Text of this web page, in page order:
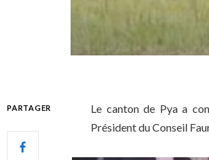
PARTAGER
Le canton de Pya a
Président du Conseil